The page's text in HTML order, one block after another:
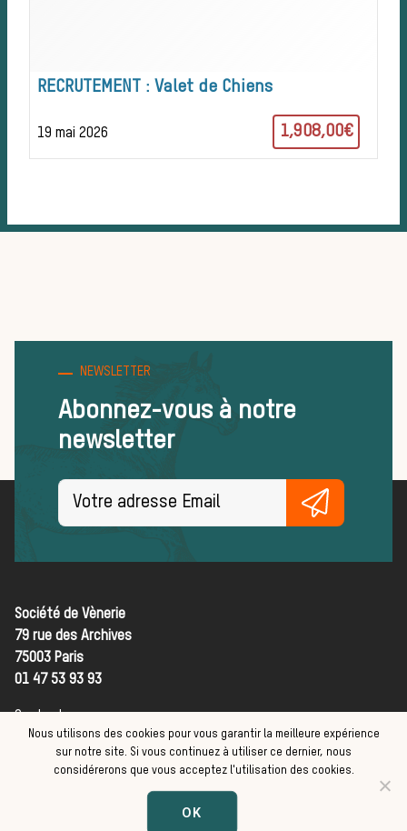
Règles et
bonnes
pratiques
La vènerie dans
les médias
L’actualité de la
RECRUTEMENT : Valet de Chiens
19 mai 2026 1,908,00€
NEWSLETTER
Abonnez-vous à notre
newsletter
Société de Vènerie
79 rue des Archives
75003 Paris
01 47 53 93 93
Contact
CGV
Mentions légales
Nous utilisons des cookies pour vous garantir la meilleure expérience
sur notre site. Si vous continuez à utiliser ce dernier, nous
considérerons que vous acceptez l'utilisation des cookies.
OK